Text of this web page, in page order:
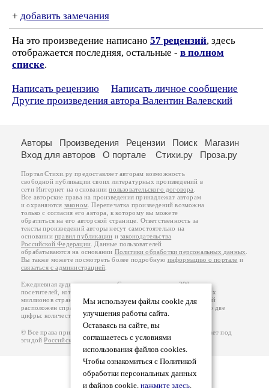
+ добавить замечания
На это произведение написано 57 рецензий, здесь
отображается последняя, остальные - в полном
списке.
Написать рецензию
Написать личное сообщение
Другие произведения автора Валентин Валевский
Мы используем файлы cookie для
улучшения работы сайта.
Оставаясь на сайте, вы
соглашаетесь с условиями
использования файлов cookies.
Чтобы ознакомиться с Политикой
обработки персональных данных
и файлов cookie, нажмите здесь.
Авторы Произведения Рецензии Поиск
Магазин
Вход для авторов
О портале Стихи.ру Проза.ру
Портал Стихи.ру предоставляет авторам возможность
свободной публикации своих литературных произведений в
сети Интернет на основаниипользовательского договора
Все авторские права на произведения принадлежат авторам
и охраняются законом . Перепечатка произведений возможна
только с согласия его автора, к которому вы можете
обратиться на его авторской странице. Ответственность за
тексты произведений авторы несут самостоятельно на
основанииправил публикации изаконодательства
Российской Федерации . Данные пользователей
обрабатываются на основании Политики обработки персональных данных
Вы также можете посмотреть более подробную информацию о портале и
связаться с администрацией
Ежедневная аудитория портала Стихи.ру – порядка 200 тысяч
посетителей, которые в общей сумме просматривают более двух
миллионов страниц по данным счетчика посещаемости, который
расположен справа от этого текста. В каждой графе указано по две
цифры: количество просмотров и количество посетителей.
© Все права принадлежат авторам, 2000-2026. Портал работает под
эгидойРоссийского союза писателей.18+